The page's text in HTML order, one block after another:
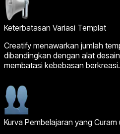
Keterbatasan Variasi Templat
Creatify menawarkan jumlah
dibandingkan dengan alat
membatasi kebebasan berkreasi.
Kurva Pembelajaran yang